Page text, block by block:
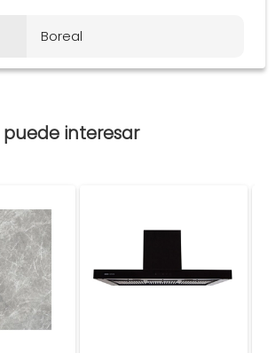
Boreal
interesar